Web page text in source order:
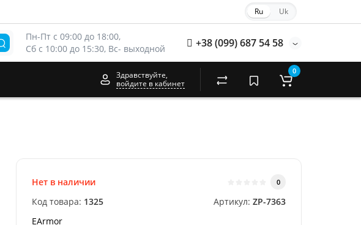
Ru Uk
Пн-Пт с 09:00 до 18:00,
Сб с 10:00 до 15:30, Вс- выходной
+38 (099) 687 54 58
Здравствуйте,
войдите в кабинет
0
Нет в наличии 0
Код товара: 1325 Артикул: ZP-7363
EArmor